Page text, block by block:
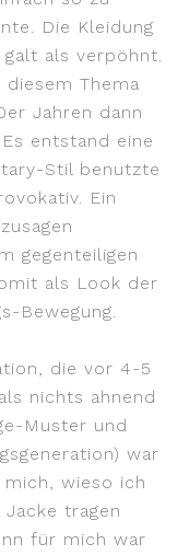
Die Kleidung
als verpöhnt.
Thema
Jahren dann
entstand eine
Stil benutzte
Ein
gegenteiligen
als Look der
Bewegung.
die vor 4-5
nichts ahnend
Muster und
war
wieso ich
tragen
für mich war